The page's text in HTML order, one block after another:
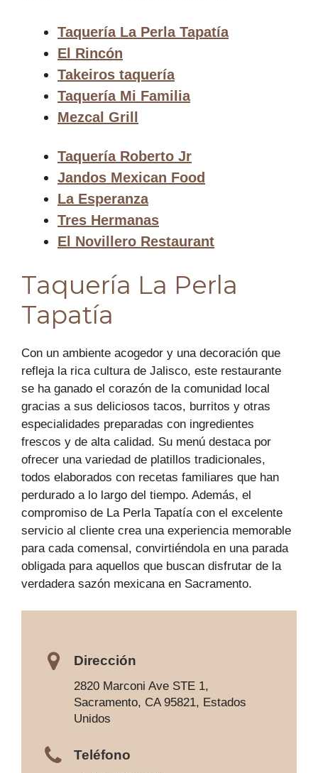
Taquería La Perla Tapatía
El Rincón
Takeiros taquería
Taquería Mi Familia
Mezcal Grill
Taquería Roberto Jr
Jandos Mexican Food
La Esperanza
Tres Hermanas
El Novillero Restaurant
Taquería La Perla
Tapatía
Con un ambiente acogedor y una decoración que
refleja la rica cultura de Jalisco, este restaurante
se ha ganado el corazón de la comunidad local
gracias a sus deliciosos tacos, burritos y otras
especialidades preparadas con ingredientes
frescos y de alta calidad. Su menú destaca por
ofrecer una variedad de platillos tradicionales,
todos elaborados con recetas familiares que han
perdurado a lo largo del tiempo. Además, el
compromiso de La Perla Tapatía con el excelente
servicio al cliente crea una experiencia memorable
para cada comensal, convirtiéndola en una parada
obligada para aquellos que buscan disfrutar de la
verdadera sazón mexicana en Sacramento.
Dirección
2820 Marconi Ave STE 1,
Sacramento, CA 95821, Estados
Unidos
Teléfono